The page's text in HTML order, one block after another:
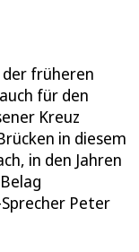
der früheren
für den
Kreuz
in diesem
in den Jahren
Peter